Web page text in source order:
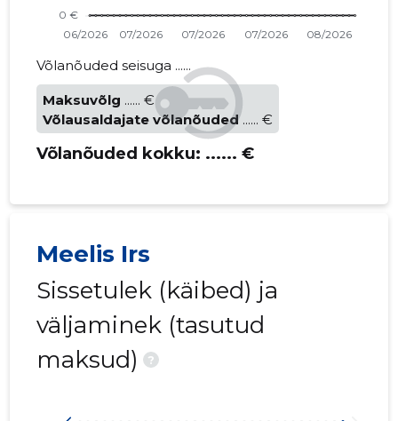
Võlanõuded seisuga ......
Maksuvõlg ...... €
Võlausaldajate võlanõuded ...... €
Võlanõuded kokku: ...... €
Meelis Irs
Sissetulek (käibed) ja
väljaminek (tasutud
maksud)
?